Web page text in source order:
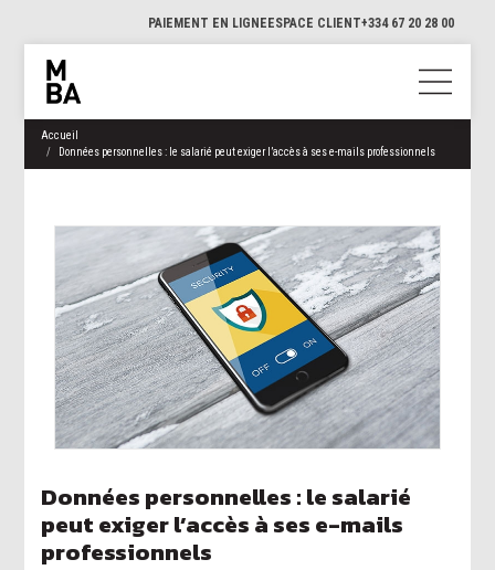
PAIEMENT EN LIGNEESPACE CLIENT+334 67 20 28 00
Accueil
Données personnelles : le salarié peut exiger l’accès à ses e-mails professionnels
Données personnelles : le salarié
peut exiger l’accès à ses e-mails
professionnels